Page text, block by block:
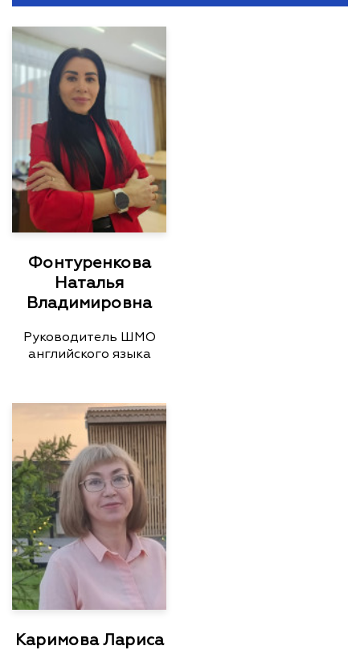
Фонтуренкова
Наталья
Владимировна
Руководитель ШМО
английского языка
Каримова Лариса